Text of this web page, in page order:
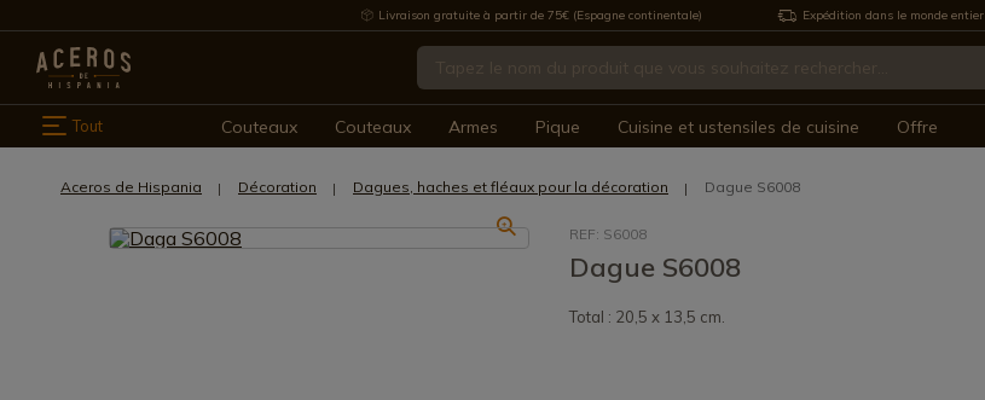
Livraison gratuite à partir de 75€ (Espagne continentale) Expédition dans le monde entier
Tout Couteaux Couteaux Armes Pique Cuisine et ustensiles de cuisine Offre
Aceros de Hispania Décoration Dagues, haches et fléaux pour la décoration Dague S6008
REF: S6008
Dague S6008
Total : 20,5 x 13,5 cm.